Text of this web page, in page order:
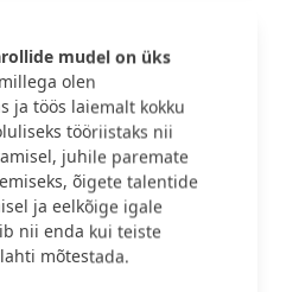
mudel on üks
olen
ja töös laiemalt kokku
tööriistaks nii
juhile paremate
õigete talentide
ja eelkõige igale
nii enda kui teiste
mõtestada.